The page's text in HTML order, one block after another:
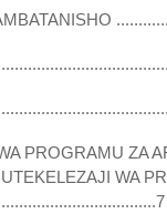
ya Nchi. ................31 iii. Programu Kuu ya Utawala na Uendeshaji. ...........................32 MIRADI YA MAENDELEO ITAKAYOTEKELEZWA NA AFISI YA RAIS – IKULU KWA MWAKA WA FEDHA 2026/2027 ..................................33 PROGRAMU KUU NA NDOGO ZA OFISI YA BARAZA LA MAPINDUZI (FUNGU 040). ...................................................................................34 i. Programu Kuu ya Usimamizi wa Majukumu ya Kikatiba na Kisheria ya BLM. ................................................................34 ii. Programu Kuu ya Utumishi na Uendeshaji wa Ofisi ya Rais Baraza la Mapinduzi. ..............................................................35 PROGRAMU KUU NA NDOGO ZA TAASISI YA NYARAKA NA KUMBUKUMBU (FUNGU 057) ..........................................................36 i. Programu Kuu ya Usimamizi wa Nyaraka na Kumbukumbu kwa Matumizi ya Serikali na Umma. .....................................36 ii. Programu Kuu ya Utawala na Uendeshaji .........................37 PROGRAMU KUU NA NDOGO ZA TAASISI YA AFISI YA RAIS YA UFUATILIAJI NA USIMAMIZI WA UTENDAJI SERIKALINI (FUNGU 058) …….....38 i. Programu Kuu ya Usimamizi na Uratibu wa Miradi ya Serikali. ..................................................................................................38 HOTUBA YA BAJETI WAZIRI WA NCHI AFISI YA RAIS -IKULU 2026/2027 iii ii. Programu Kuu ya Mipango ya Miradi ya Kipaumbele na Uendeshaji. ..............................................................................39 MAOMBI YA FEDHA YA KAZI ZILIZOPANGWA KUTEKELEZWA KWA MWAKA WA FEDHA 2026/2027. .....................................................40 HITIMISHO ........................................................................................40 HOTUBA YA BAJETI WAZIRI WA NCHI AFISI YA RAIS -IKULU 2026/2027 iv ORODHA YA VIAMBATANISHO KIAMBATANISHO NAMBARI. 01. MUHTASARI WA MATUMIZI YA FEDHA KWA KIPINDI CHA MIEZI 9 (JULAI – MACHI) KWA